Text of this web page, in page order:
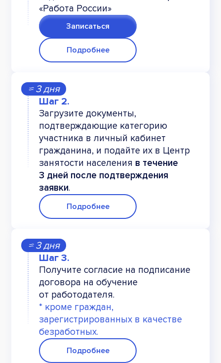
«Работа России»
Записаться
Подробнее
≈ 3 дня
Загрузите документы,
подтверждающие категорию
участника в личный кабинет
гражданина, и подайте их в Центр
занятости населения в течение
3 дней после подтверждения
заявки.
Подробнее
≈ 3 дня
Получите согласие на подписание
договора на обучение
от работодателя.
* кроме граждан,
зарегистрированных в качестве
безработных.
Подробнее